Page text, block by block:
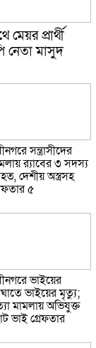
প্রার্থী
নেতা মাসুদ
সন্ত্রাসীদের
র‍্যাবের ৩ সদস্য
দেশীয় অস্ত্রসহ
৫
ভাইয়ের
ভাইয়ের মৃত্যু;
মামলায় অভিযুক্ত
ভাই গ্রেফতার